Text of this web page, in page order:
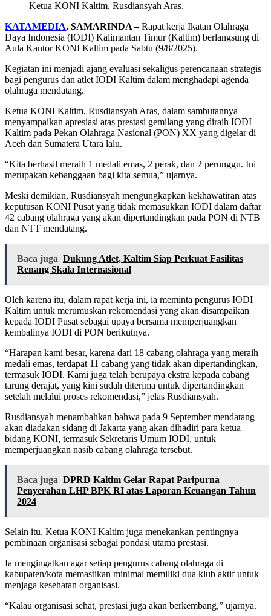
Ketua KONI Kaltim, Rusdiansyah Aras.
KATAMEDIA, SAMARINDA –Rapat kerja Ikatan Olahraga
Daya Indonesia (IODI) Kalimantan Timur (Kaltim) berlangsung di
Aula Kantor KONI Kaltim pada Sabtu (9/8/2025).
Kegiatan ini menjadi ajang evaluasi sekaligus perencanaan strategis
bagi pengurus dan atlet IODI Kaltim dalam menghadapi agenda
olahraga mendatang.
Ketua KONI Kaltim, Rusdiansyah Aras, dalam sambutannya
menyampaikan apresiasi atas prestasi gemilang yang diraih IODI
Kaltim pada Pekan Olahraga Nasional (PON) XX yang digelar di
Aceh dan Sumatera Utara lalu.
“Kita berhasil meraih 1 medali emas, 2 perak, dan 2 perunggu. Ini
merupakan kebanggaan bagi kita semua,” ujarnya.
Meski demikian, Rusdiansyah mengungkapkan kekhawatiran atas
keputusan KONI Pusat yang tidak memasukkan IODI dalam daftar
42 cabang olahraga yang akan dipertandingkan pada PON di NTB
dan NTT mendatang.
Baca juga Dukung Atlet, Kaltim Siap Perkuat Fasilitas
Renang Skala Internasional
Oleh karena itu, dalam rapat kerja ini, ia meminta pengurus IODI
Kaltim untuk merumuskan rekomendasi yang akan disampaikan
kepada IODI Pusat sebagai upaya bersama memperjuangkan
kembalinya IODI di PON berikutnya.
“Harapan kami besar, karena dari 18 cabang olahraga yang meraih
medali emas, terdapat 11 cabang yang tidak akan dipertandingkan,
termasuk IODI. Kami juga telah berupaya ekstra kepada cabang
tarung derajat, yang kini sudah diterima untuk dipertandingkan
setelah melalui proses rekomendasi,” jelas Rusdiansyah.
Rusdiansyah menambahkan bahwa pada 9 September mendatang
akan diadakan sidang di Jakarta yang akan dihadiri para ketua
bidang KONI, termasuk Sekretaris Umum IODI, untuk
memperjuangkan nasib cabang olahraga tersebut.
Baca juga DPRD Kaltim Gelar Rapat Paripurna
Penyerahan LHP BPK RI atas Laporan Keuangan Tahun
2024
Selain itu, Ketua KONI Kaltim juga menekankan pentingnya
pembinaan organisasi sebagai pondasi utama prestasi.
Ia mengingatkan agar setiap pengurus cabang olahraga di
kabupaten/kota memastikan minimal memiliki dua klub aktif untuk
menjaga kesehatan organisasi.
“Kalau organisasi sehat, prestasi juga akan berkembang,” ujarnya.